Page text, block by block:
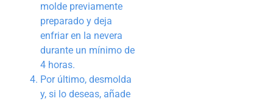
molde previamente
preparado y deja
enfriar en la nevera
durante un mínimo de
4 horas.
Por último, desmolda
y, si lo deseas, añade